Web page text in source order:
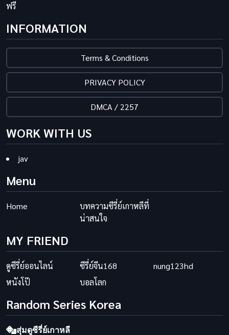
ฟรี
INFORMATION
Terms & Conditions
PRIVACY POLICY
DMCA / 2257
WORK WITH US
jav
Menu
Home
บทความซีรี่ย์เกาหลีที่
น่าสนใจ
MY FRIEND
ดูซีรี่ย์ออนไลน์ ซีรี่ย์จีน168
nung123hd
หนังโป๊
บอลโลก
Random Series Korea
สุ่มดูซีรี่ย์เกาหลี